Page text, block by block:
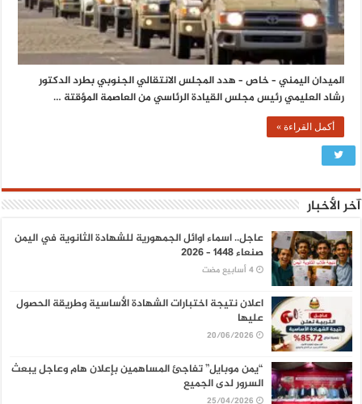
الميدان اليمني – خاص – هدد المجلس الانتقالي الجنوبي بطرد الدكتور
رشاد العليمي رئيس مجلس القيادة الرئاسي من العاصمة المؤقتة …
أكمل القراءة »
آخر الأخبار
عاجل.. اسماء اوائل الجمهورية للشهادة الثانوية في اليمن
صنعاء 1448 – 2026
اعلان نتيجة اختبارات الشهادة الأساسية وطريقة الحصول
عليها
20/06/2026
“يمن موبايل” تفاجئ المساهمين بإعلان هام وعاجل يبعث
السرور لدى الجميع
25/04/2026